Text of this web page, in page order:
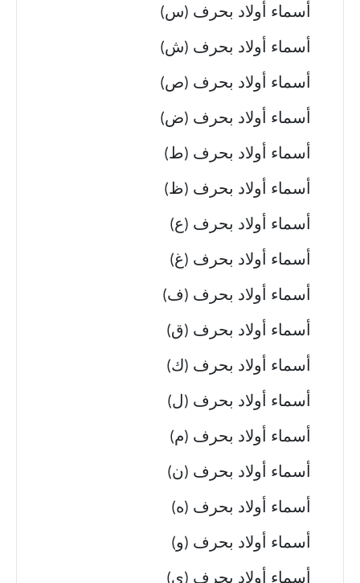
أسماء أولاد بحرف (س)
أسماء أولاد بحرف (ش)
أسماء أولاد بحرف (ص)
أسماء أولاد بحرف (ض)
أسماء أولاد بحرف (ط)
أسماء أولاد بحرف (ظ)
أسماء أولاد بحرف (ع)
أسماء أولاد بحرف (غ)
أسماء أولاد بحرف (ف)
أسماء أولاد بحرف (ق)
أسماء أولاد بحرف (ك)
أسماء أولاد بحرف (ل)
أسماء أولاد بحرف (م)
أسماء أولاد بحرف (ن)
أسماء أولاد بحرف (ه)
أسماء أولاد بحرف (و)
أسماء أولاد بحرف (ي)